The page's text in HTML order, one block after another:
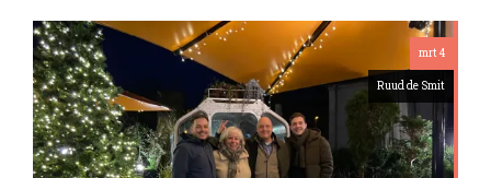
mrt 4
Ruud de Smit